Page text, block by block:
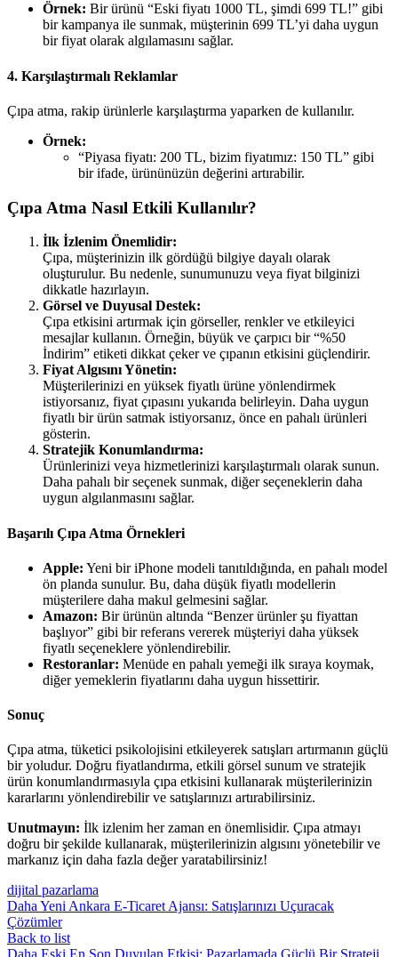
Örnek: Bir ürünü “Eski fiyatı 1000 TL, şimdi 699 TL!” gibi
bir kampanya ile sunmak, müşterinin 699 TL’yi daha uygun
bir fiyat olarak algılamasını sağlar.
4. Karşılaştırmalı Reklamlar
Çıpa atma, rakip ürünlerle karşılaştırma yaparken de kullanılır.
Örnek:
“Piyasa fiyatı: 200 TL, bizim fiyatımız: 150 TL” gibi
bir ifade, ürününüzün değerini artırabilir.
Çıpa Atma Nasıl Etkili Kullanılır?
İlk İzlenim Önemlidir:
Çıpa, müşterinizin ilk gördüğü bilgiye dayalı olarak
oluşturulur. Bu nedenle, sunumunuzu veya fiyat bilginizi
dikkatle hazırlayın.
Görsel ve Duyusal Destek:
Çıpa etkisini artırmak için görseller, renkler ve etkileyici
mesajlar kullanın. Örneğin, büyük ve çarpıcı bir “%50
İndirim” etiketi dikkat çeker ve çıpanın etkisini güçlendirir.
Fiyat Algısını Yönetin:
Müşterilerinizi en yüksek fiyatlı ürüne yönlendirmek
istiyorsanız, fiyat çıpasını yukarıda belirleyin. Daha uygun
fiyatlı bir ürün satmak istiyorsanız, önce en pahalı ürünleri
gösterin.
Stratejik Konumlandırma:
Ürünlerinizi veya hizmetlerinizi karşılaştırmalı olarak sunun.
Daha pahalı bir seçenek sunmak, diğer seçeneklerin daha
uygun algılanmasını sağlar.
Başarılı Çıpa Atma Örnekleri
Apple: Yeni bir iPhone modeli tanıtıldığında, en pahalı model
ön planda sunulur. Bu, daha düşük fiyatlı modellerin
müşterilere daha makul gelmesini sağlar.
Amazon: Bir ürünün altında “Benzer ürünler şu fiyattan
başlıyor” gibi bir referans vererek müşteriyi daha yüksek
fiyatlı seçeneklere yönlendirebilir.
Restoranlar: Menüde en pahalı yemeği ilk sıraya koymak,
diğer yemeklerin fiyatlarını daha uygun hissettirir.
Sonuç
Çıpa atma, tüketici psikolojisini etkileyerek satışları artırmanın güçlü
bir yoludur. Doğru fiyatlandırma, etkili görsel sunum ve stratejik
ürün konumlandırmasıyla çıpa etkisini kullanarak müşterilerinizin
kararlarını yönlendirebilir ve satışlarınızı artırabilirsiniz.
Unutmayın: İlk izlenim her zaman en önemlisidir. Çıpa atmayı
doğru bir şekilde kullanarak, müşterilerinizin algısını yönetebilir ve
markanız için daha fazla değer yaratabilirsiniz!
dijital pazarlama
Daha YeniAnkara E-Ticaret Ajansı: Satışlarınızı Uçuracak
Çözümler
Back to list